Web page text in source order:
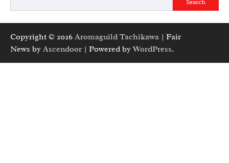
Search
Copyright © 2026 Aromaguild Tachikawa | Fair
News by Ascendoor | Powered byWordPress.